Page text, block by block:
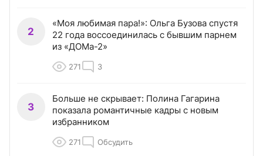
2
«Моя любимая пара!»: Ольга Бузова спустя
22 года воссоединилась с бывшим парнем
из «ДОМа-2»
271 3
3
Больше не скрывает: Полина Гагарина
показала романтичные кадры с новым
избранником
271 Обсудить